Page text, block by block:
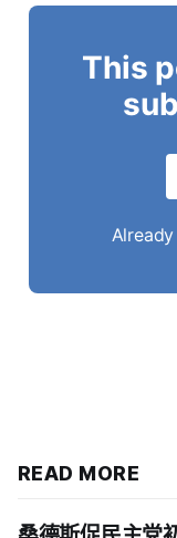
This
READ MORE